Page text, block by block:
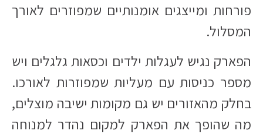
פורחות ומייצגים אומנותיים שמפוזרים לאורך
המסלול.
הפארק נגיש לעגלות ילדים וכסאות גלגלים ויש
מספר כניסות עם מעליות שמפוזרות לאורכו.
בחלק מהאזורים יש גם מקומות ישיבה מוצלים,
מה שהופך את הפארק למקום נהדר למנוחה